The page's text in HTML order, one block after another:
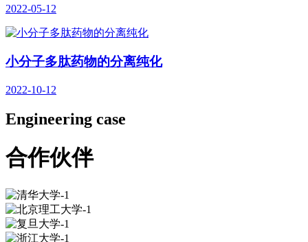
2022-05-12
小分子多肽药物的分离纯化
2022-10-12
Engineering case
合作伙伴